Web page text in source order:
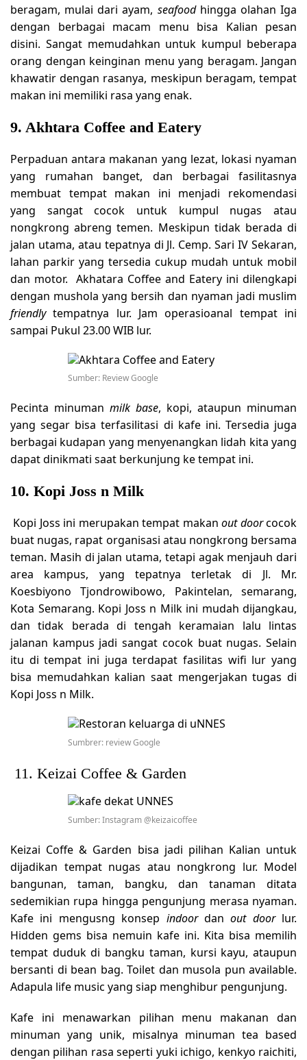
beragam, mulai dari ayam, seafoodhingga olahan Iga
dengan berbagai macam menu bisa Kalian pesan
disini. Sangat memudahkan untuk kumpul beberapa
orang dengan keinginan menu yang beragam. Jangan
khawatir dengan rasanya, meskipun beragam, tempat
makan ini memiliki rasa yang enak.
9. Akhtara Coffee and Eatery
Perpaduan antara makanan yang lezat, lokasi nyaman
yang rumahan banget, dan berbagai fasilitasnya
membuat tempat makan ini menjadi rekomendasi
yang sangat cocok untuk kumpul nugas atau
nongkrong abreng temen. Meskipun tidak berada di
jalan utama, atau tepatnya di Jl. Cemp. Sari IV Sekaran,
lahan parkir yang tersedia cukup mudah untuk mobil
dan motor. Akhatara Coffee and Eatery ini dilengkapi
dengan mushola yang bersih dan nyaman jadi muslim
friendlytempatnya lur. Jam operasioanal tempat ini
sampai Pukul 23.00 WIB lur.
Sumber: Review Google
Pecinta minuman milk base, kopi, ataupun minuman
yang segar bisa terfasilitasi di kafe ini. Tersedia juga
berbagai kudapan yang menyenangkan lidah kita yang
dapat dinikmati saat berkunjung ke tempat ini.
10. Kopi Joss n Milk
Kopi Joss ini merupakan tempat makanout doorcocok
buat nugas, rapat organisasi atau nongkrong bersama
teman. Masih di jalan utama, tetapi agak menjauh dari
area kampus, yang tepatnya terletak di Jl. Mr.
Koesbiyono Tjondrowibowo, Pakintelan, semarang,
Kota Semarang. Kopi Joss n Milk ini mudah dijangkau,
dan tidak berada di tengah keramaian lalu lintas
jalanan kampus jadi sangat cocok buat nugas. Selain
itu di tempat ini juga terdapat fasilitas wifi lur yang
bisa memudahkan kalian saat mengerjakan tugas di
Kopi Joss n Milk.
Sumbrer: review Google
11. Keizai Coffee & Garden
Sumber: Instagram @keizaicoffee
Keizai Coffe & Garden bisa jadi pilihan Kalian untuk
dijadikan tempat nugas atau nongkrong lur. Model
bangunan, taman, bangku, dan tanaman ditata
sedemikian rupa hingga pengunjung merasa nyaman.
Kafe ini mengusng konsep indoordan out doorlur.
Hidden gems bisa nemuin kafe ini. Kita bisa memilih
tempat duduk di bangku taman, kursi kayu, ataupun
bersanti di bean bag. Toilet dan musola pun available.
Adapula life music yang siap menghibur pengunjung.
Kafe ini menawarkan pilihan menu makanan dan
minuman yang unik, misalnya minuman tea based
dengan pilihan rasa seperti yuki ichigo, kenkyo raichiti,